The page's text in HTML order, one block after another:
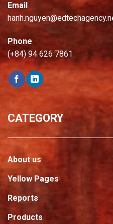
Email
Phone
(+84) 94 626 7861
CATEGORY
About us
Yellow Pages
Reports
Products